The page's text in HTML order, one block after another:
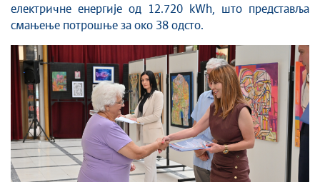
електричне енергије од 12.720 kWh, што представља
смањење потрошње за око 38 одсто.